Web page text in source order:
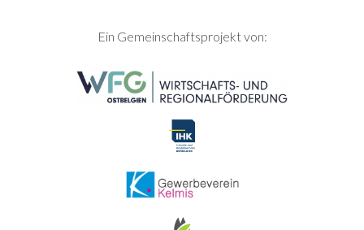
SEITENFUSSEin Gemeinschaftsprojekt von: